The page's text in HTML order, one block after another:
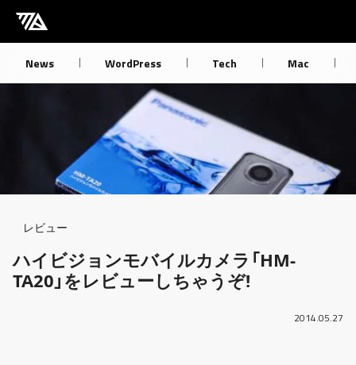
[M] mbdb [モバデビ]
News WordPress Tech Mac
Breadcrumb
レビュー
ハイビジョンモバイルカメラ「HM-
TA20」をレビューしちゃうぞ!
2014.05.27